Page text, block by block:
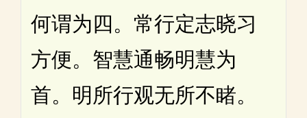
何谓为四。常行定志晓习
方便。智慧通畅明慧为
首。明所行观无所不睹。